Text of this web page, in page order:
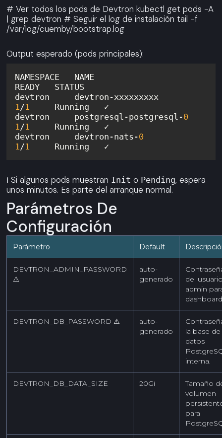
# Ver todos los pods de Devtron kubectl get pods -A
| grep devtron # Seguir el log de instalación tail -f
/var/log/cuemby/bootstrap.log
Output esperado (pods principales):
NAMESPACE   NAME
1 /1
devtron     postgresql-postgresql-0
1 /1
devtron     devtron-nats-0
1 /1
ℹ️ Si algunos pods muestran Init o Pending, espera
unos minutos. Es parte del arranque normal.
Parámetros De
Configuración
Parámetro Default
DEVTRON_ADMIN_PASSWORD
⚠️
auto-
generado
del
admin
DEVTRON_DB_PASSWORD ⚠️
auto-
generado
la base de
datos
interna.
DEVTRON_DB_DATA_SIZE 20Gi
Tamaño
volumen
para